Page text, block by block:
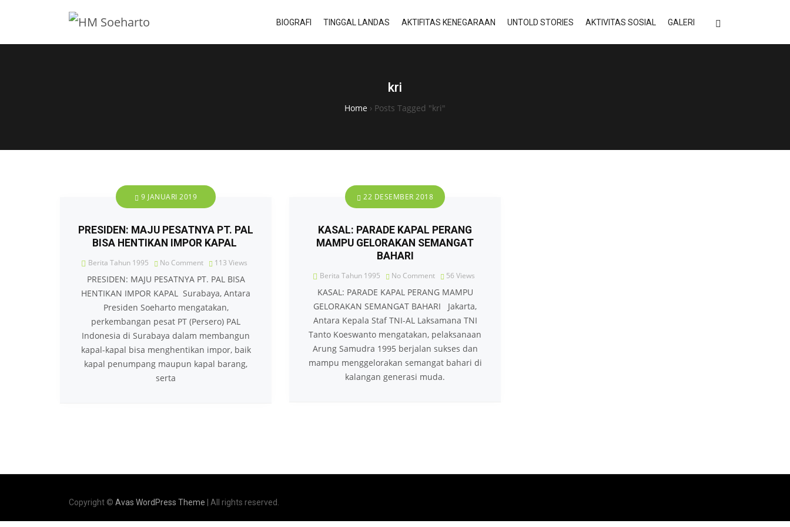
BIOGRAFI TINGGAL LANDAS AKTIFITAS KENEGARAAN UNTOLD STORIES AKTIVITAS SOSIAL GALERI
kri
Home › Posts Tagged "kri"
9 JANUARI 2019
PRESIDEN: MAJU PESATNYA PT. PAL
BISA HENTIKAN IMPOR KAPAL
Berita Tahun 1995 No Comment 113 Views
PRESIDEN: MAJU PESATNYA PT. PAL BISA
HENTIKAN IMPOR KAPAL Surabaya, Antara
Presiden Soeharto mengatakan,
perkembangan pesat PT (Persero) PAL
Indonesia di Surabaya dalam membangun
kapal-kapal bisa menghentikan impor, baik
kapal penumpang maupun kapal barang,
serta
22 DESEMBER 2018
KASAL: PARADE KAPAL PERANG
MAMPU GELORAKAN SEMANGAT
BAHARI
Berita Tahun 1995 No Comment 56 Views
KASAL: PARADE KAPAL PERANG MAMPU
GELORAKAN SEMANGAT BAHARI Jakarta,
Antara Kepala Staf TNI-AL Laksamana TNI
Tanto Koeswanto mengatakan, pelaksanaan
Arung Samudra 1995 berjalan sukses dan
mampu menggelorakan semangat bahari di
kalangan generasi muda.
Copyright © Avas WordPress Theme | All rights reserved.